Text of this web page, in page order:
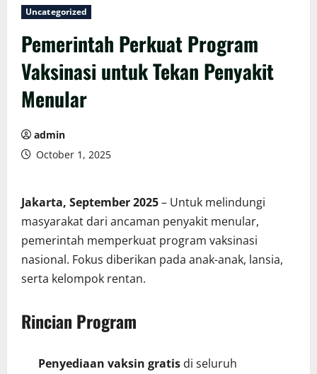
Uncategorized
Pemerintah Perkuat Program
Vaksinasi untuk Tekan Penyakit
Menular
admin
October 1, 2025
Jakarta, September 2025– Untuk melindungi
masyarakat dari ancaman penyakit menular,
pemerintah memperkuat program vaksinasi
nasional. Fokus diberikan pada anak-anak, lansia,
serta kelompok rentan.
Rincian Program
Penyediaan vaksin gratis di seluruh